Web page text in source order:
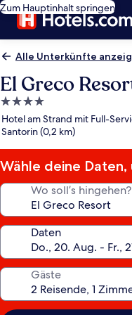
Zum Hauptinhalt springen
Alle Unterkünfte
El Greco
4.0-
Sterne-
Unterkunft
Hotel am Strand mit Full-
Santorin (0,2 km)
Wähle deine Daten,
Wo soll’s hingehen?
Daten
Gäste